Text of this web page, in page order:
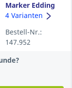
Marker Edding
400, Rundspitze,
mm, schwarz
4 Varianten
Bestell-Nr.:
147.952